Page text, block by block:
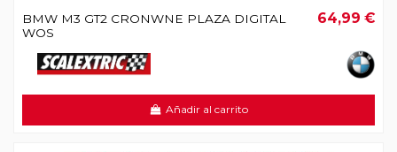
BMW M3 GT2 CRONWNE PLAZA DIGITAL
WOS
64,99 €
Añadir al carrito